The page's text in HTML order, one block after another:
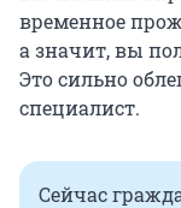
временное
а значит, вы
Это сильно
специалист.
Сейчас